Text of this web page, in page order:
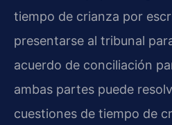
tiempo de crianza por
presentarse al tribunal
acuerdo de conciliación
ambas partes puede
cuestiones de tiempo de